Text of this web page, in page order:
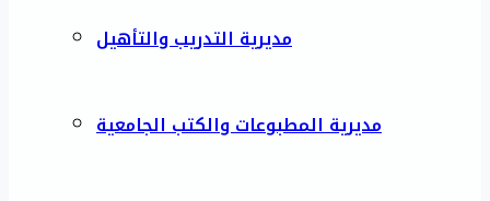
مديرية التدريب والتأهيل
مديرية المطبوعات والكتب الجامعية